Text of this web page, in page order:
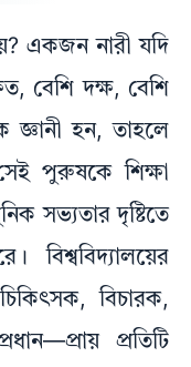
একজন নারী যদি
বেশি দক্ষ, বেশি
হন, তাহলে
পুরুষকে শিক্ষা
সভ্যতার দৃষ্টিতে
বিশ্ববিদ্যালয়ের
বিচারক,
প্রতিটি